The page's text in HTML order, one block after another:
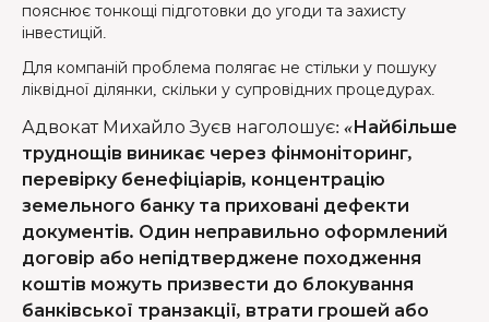
пояснює тонкощі підготовки до угоди та захисту
інвестицій.
Для компаній проблема полягає не стільки у пошуку
ліквідної ділянки, скільки у супровідних процедурах.
Адвокат Михайло Зуєв наголошує: «Найбільше
труднощів виникає через фінмоніторинг,
перевірку бенефіціарів, концентрацію
земельного банку та приховані дефекти
документів. Один неправильно оформлений
договір або непідтверджене походження
коштів можуть призвести до блокування
банківської транзакції, втрати грошей або